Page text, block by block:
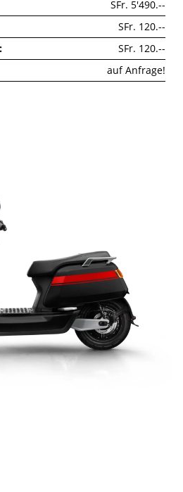
SFr. 5'490.--
SFr. 120.--
SFr. 120.--
auf Anfrage!